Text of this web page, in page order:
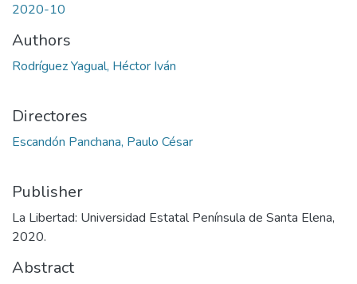
2020-10
Authors
Rodríguez Yagual, Héctor Iván
Directores
Escandón Panchana, Paulo César
Publisher
La Libertad: Universidad Estatal Península de Santa Elena,
2020.
Abstract